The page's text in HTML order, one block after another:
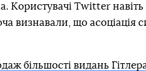
Користувачі Twitter
визнавали, що асоціація
більшості видань